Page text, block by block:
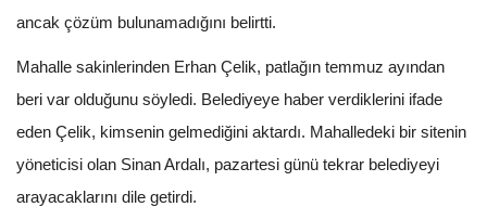
ancak çözüm bulunamadığını belirtti.
Mahalle sakinlerinden Erhan Çelik, patlağın temmuz ayından
beri var olduğunu söyledi. Belediyeye haber verdiklerini ifade
eden Çelik, kimsenin gelmediğini aktardı. Mahalledeki bir sitenin
yöneticisi olan Sinan Ardalı, pazartesi günü tekrar belediyeyi
arayacaklarını dile getirdi.